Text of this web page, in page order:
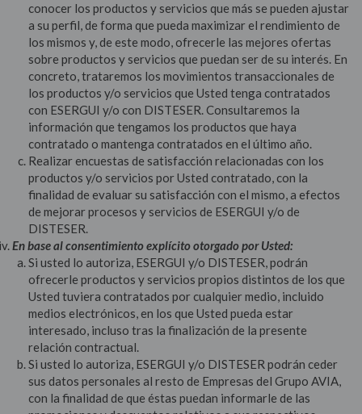
conocer los productos y servicios que más se pueden ajustar
a su perfil, de forma que pueda maximizar el rendimiento de
los mismos y, de este modo, ofrecerle las mejores ofertas
sobre productos y servicios que puedan ser de su interés. En
concreto, trataremos los movimientos transaccionales de
los productos y/o servicios que Usted tenga contratados
con ESERGUI y/o con DISTESER. Consultaremos la
información que tengamos los productos que haya
contratado o mantenga contratados en el último año.
Realizar encuestas de satisfacción relacionadas con los
productos y/o servicios por Usted contratado, con la
finalidad de evaluar su satisfacción con el mismo, a efectos
de mejorar procesos y servicios de ESERGUI y/o de
DISTESER.
En base al consentimiento explícito otorgado por Usted:
Si usted lo autoriza, ESERGUI y/o DISTESER, podrán
ofrecerle productos y servicios propios distintos de los que
Usted tuviera contratados por cualquier medio, incluido
medios electrónicos, en los que Usted pueda estar
interesado, incluso tras la finalización de la presente
relación contractual.
Si usted lo autoriza, ESERGUI y/o DISTESER podrán ceder
sus datos personales al resto de Empresas del Grupo AVIA,
con la finalidad de que éstas puedan informarle de las